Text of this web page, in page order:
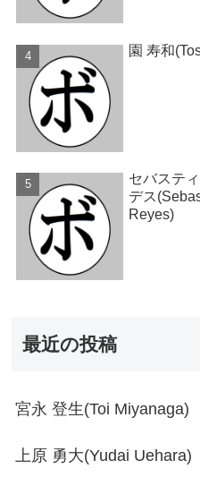
園 寿和
セバステ
デス
Reyes)
最近の投稿
宮永 登生(Toi Miyanaga)
上原 勇大(Yudai Uehara)